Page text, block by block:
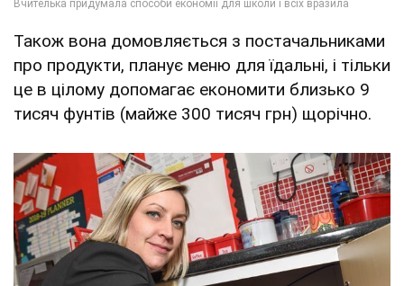
Також вона домовляється з постачальниками
про продукти, планує меню для їдальні, і тільки
це в цілому допомагає економити близько 9
тисяч фунтів (майже 300 тисяч грн) щорічно.